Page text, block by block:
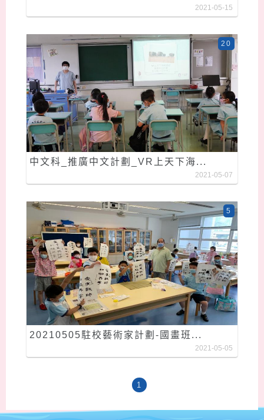
2021-05-15
中文科_推廣中文計劃_VR上天下海...
20
2021-05-07
20210505駐校藝術家計劃-國畫班...
5
2021-05-05
1